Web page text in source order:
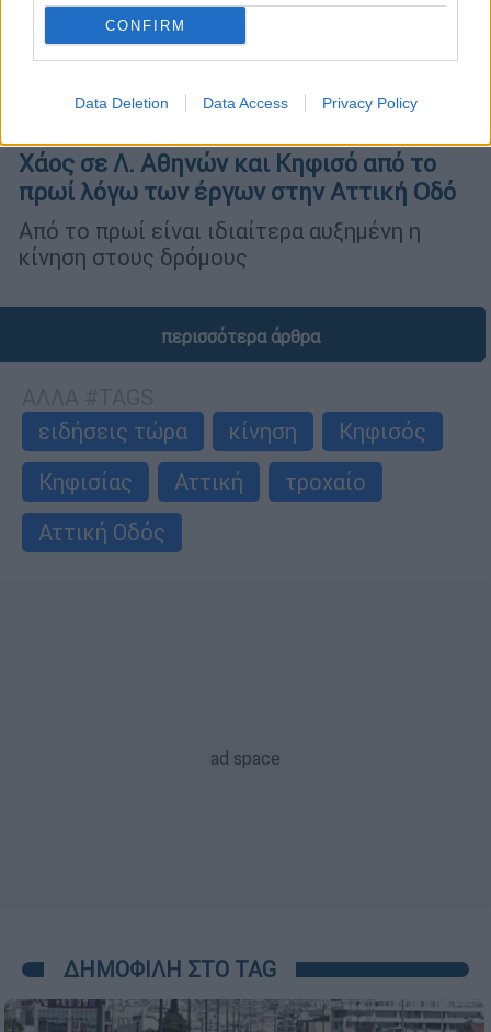
CONFIRM
Data Deletion Data Access Privacy Policy
Χάος σε Λ. Αθηνών και Κηφισό από το
πρωί λόγω των έργων στην Αττική Οδό
Από το πρωί είναι ιδιαίτερα αυξημένη η
κίνηση στους δρόμους
περισσότερα άρθρα
ειδήσεις τώρα
κίνηση
Κηφισός
Κηφισίας
Αττική
τροχαίο
Αττική Οδός
ΔΗΜΟΦΙΛΗ ΣΤΟ TAG